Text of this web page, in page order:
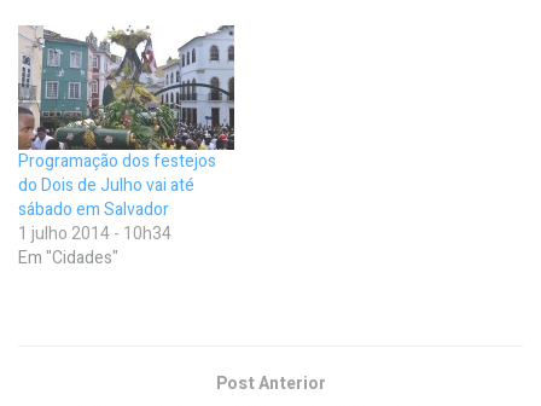
Programação dos festejos
do Dois de Julho vai até
sábado em Salvador
1 julho 2014 - 10h34
Em "Cidades"
Post Anterior